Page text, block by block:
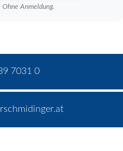
Anmeldung.
7031 0